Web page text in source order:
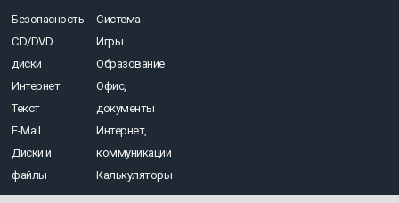
Безопасность
CD/DVD
диски
Интернет
Текст
E-Mail
Диски и
файлы
Система
Игры
Образование
Офис,
документы
Интернет,
коммуникации
Калькуляторы